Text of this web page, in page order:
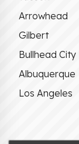
Arrowhead
Gilbert
Bullhead City
Albuquerque
Los Angeles